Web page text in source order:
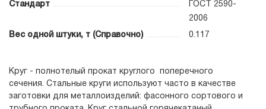
Стандарт
ГОСТ 2590-
2006
Вес одной штуки, т (Справочно) 0.117
Круг - полнотелый прокат круглого поперечного
сечения. Стальные круги используют часто в качестве
заготовки для металлоизделий: фасонного сортового и